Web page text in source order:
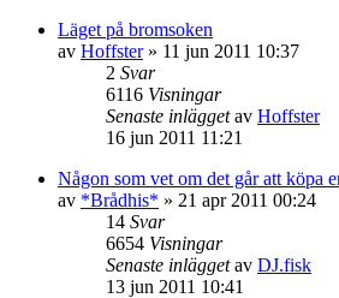
Läget på bromsoken
av Hoffster» 11 jun 2011 10:37
2 Svar
6116 Visningar
Senaste inläggetav Hoffster
16 jun 2011 11:21
Någon som vet om det går att köpa
av *Brådhis* » 21 apr 2011 00:24
14 Svar
6654 Visningar
Senaste inläggetav DJ.fisk
13 jun 2011 10:41